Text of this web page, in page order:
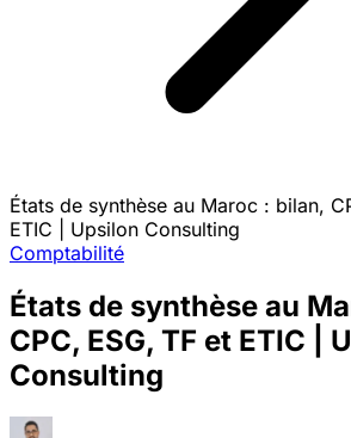
États de synthèse au Maroc : bilan,
ETIC | Upsilon Consulting
Comptabilité
États de synthèse au
CPC, ESG, TF et ETIC |
Consulting